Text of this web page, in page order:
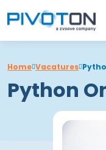
Home Vacatures
Python